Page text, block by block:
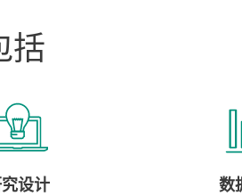
括
设计
数